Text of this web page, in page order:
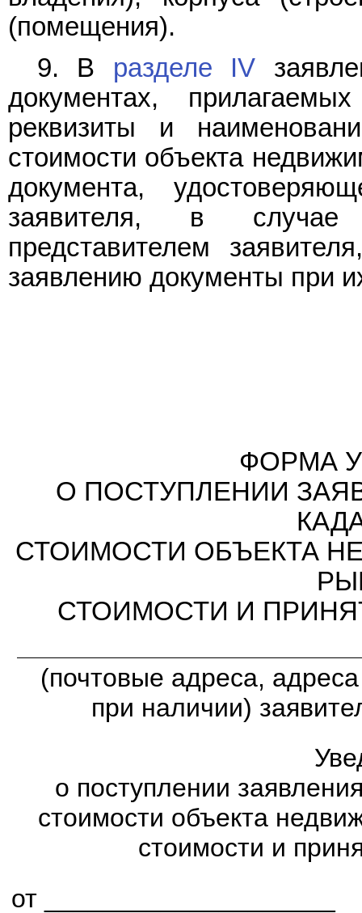
(помещения).
9. В разделе IV
документах,
реквизиты и
стоимости объекта
документа,
заявителя, в случае
представителем
заявлению документы при
ФОРМА
О ПОСТУПЛЕНИИ
СТОИМОСТИ ОБЪЕКТА
СТОИМОСТИ И
(почтовые адреса,
при наличии)
о поступлении
стоимости объекта
стоимости и
от ____________________